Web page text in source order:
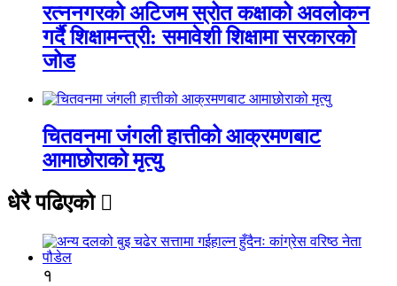
रत्ननगरको अटिजम स्रोत कक्षाको अवलोकन
गर्दै शिक्षामन्त्री: समावेशी शिक्षामा सरकारको
जोड
चितवनमा जंगली हात्तीको आक्रमणबाट
आमाछोराको मृत्यु
धेरै पढिएको
१